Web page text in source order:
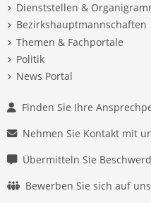
Dienststellen &
Bezirkshauptmannschaften
Themen & Fachportale
Politik
News Portal
Finden Sie Ihre
Nehmen Sie Kontakt mit
Übermitteln Sie
Bewerben Sie sich auf